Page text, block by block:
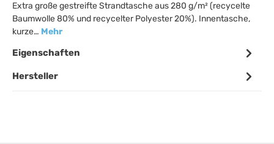
Extra große gestreifte Strandtasche aus 280 g/m² (recycelte
Baumwolle 80% und recycelter Polyester 20%). Innentasche,
kurze… Mehr
Eigenschaften
Hersteller